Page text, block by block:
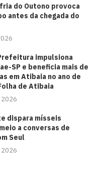
do Outono provoca
antes da chegada do
impulsiona
SP e beneficia mais de
em Atibaia no ano de
de Atibaia
dispara mísseis
a conversas de
Seul